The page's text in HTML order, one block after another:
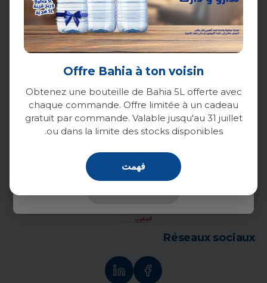
الدار البيضاء
الرباط
مراكش
أغادير
طنجة
تمارة
Rubriques
الرئيسية
المتجر
وفاء
Réseaux sociaux
Offre Bahia à ton voisin
Obtenez une bouteille de Bahia 5L offerte avec
chaque commande. Offre limitée à un cadeau
gratuit par commande. Valable jusqu'au 31 juillet
ou dans la limite des stocks disponibles.
فهمت